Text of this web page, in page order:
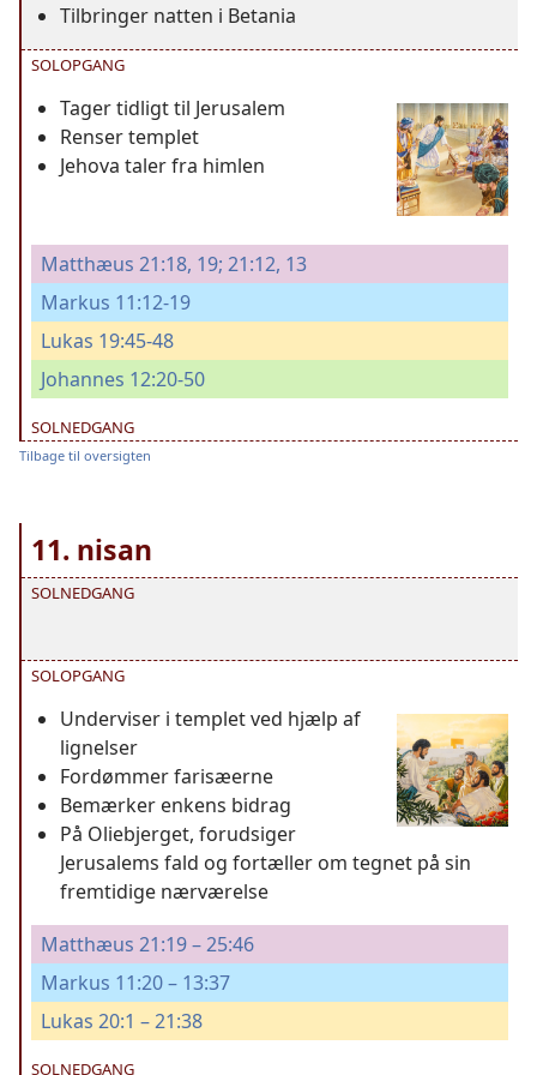
Tilbringer natten i Betania
SOLOPGANG
Tager tidligt til Jerusalem
Renser templet
Jehova taler fra himlen
Matthæus 21:18, 19; 21:12, 13
Markus 11:12-19
Lukas 19:45-48
Johannes 12:20-50
SOLNEDGANG
Tilbage til oversigten
11. nisan
SOLNEDGANG
SOLOPGANG
Underviser i templet ved hjælp af
lignelser
Fordømmer farisæerne
Bemærker enkens bidrag
På Oliebjerget, forudsiger
Jerusalems fald og fortæller om tegnet på sin
fremtidige nærværelse
Matthæus 21:19 – 25:46
Markus 11:20 – 13:37
Lukas 20:1 – 21:38
SOLNEDGANG